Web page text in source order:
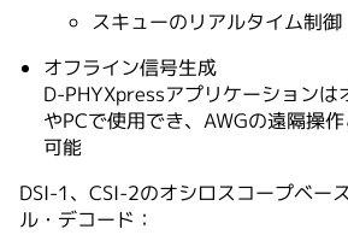
スキューのリアルタイム制御
オフライン信号生成
D-PHYXpressアプリケーションは
やPCで使用でき、AWGの遠隔操
可能
DSI-1、CSI-2のオシロスコープベー
ル・デコード：